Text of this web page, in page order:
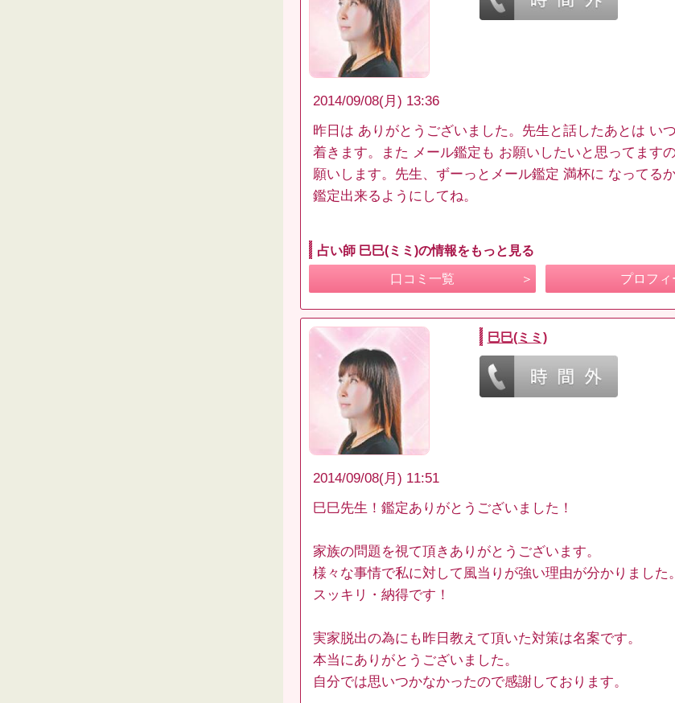
2014/09/08(月) 13:36
昨日は ありがとうございました。先生と話したあとは い
着きます。また メール鑑定も お願いしたいと思ってます
願いします。先生、ずーっとメール鑑定 満杯に なってる
鑑定出来るようにしてね。
占い師 巳巳(ミミ)の情報をもっと見る
口コミ一覧 プロフィ
巳巳(ミミ)
2014/09/08(月) 11:51
巳巳先生！鑑定ありがとうございました！
家族の問題を視て頂きありがとうございます。
様々な事情で私に対して風当りが強い理由が分かりました。
スッキリ・納得です！
実家脱出の為にも昨日教えて頂いた対策は名案です。
本当にありがとうございました。
自分では思いつかなかったので感謝しております。